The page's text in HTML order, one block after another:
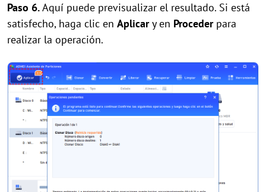
Paso 6.Aquí puede previsualizar el resultado. Si está
satisfecho, haga clic en Aplicary en Procederpara
realizar la operación.